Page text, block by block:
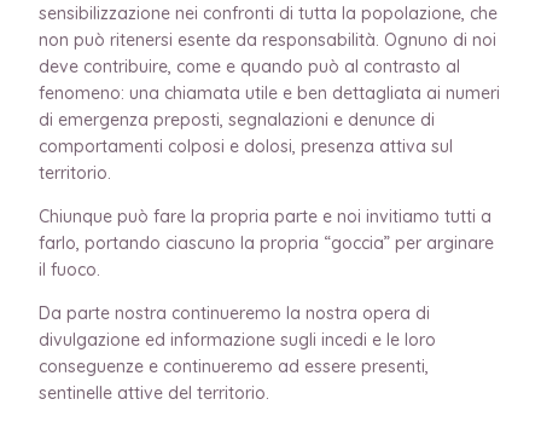
sensibilizzazione nei confronti di tutta la popolazione, che
non può ritenersi esente da responsabilità. Ognuno di noi
deve contribuire, come e quando può al contrasto al
fenomeno: una chiamata utile e ben dettagliata ai numeri
di emergenza preposti, segnalazioni e denunce di
comportamenti colposi e dolosi, presenza attiva sul
territorio.
Chiunque può fare la propria parte e noi invitiamo tutti a
farlo, portando ciascuno la propria “goccia” per arginare
il fuoco.
Da parte nostra continueremo la nostra opera di
divulgazione ed informazione sugli incedi e le loro
conseguenze e continueremo ad essere presenti,
sentinelle attive del territorio.